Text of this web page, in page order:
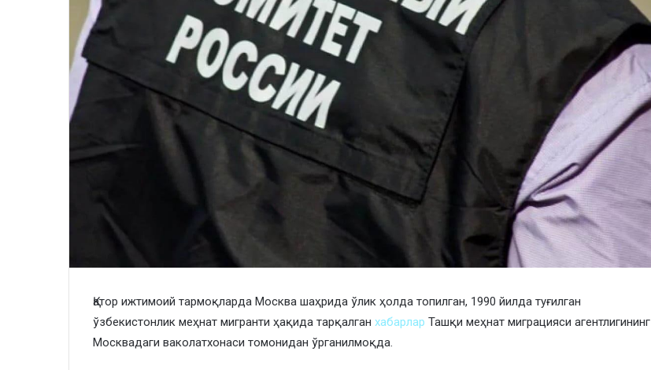
Қатор ижтимоий тармоқларда Москва шаҳрида ўлик ҳолда топилган, 1990 йилда туғилган
ўзбекистонлик меҳнат мигранти ҳақида тарқалган хабарлар Ташқи меҳнат миграцияси агентлигининг
Москвадаги ваколатхонаси томонидан ўрганилмоқда.